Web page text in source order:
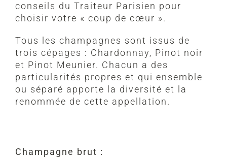
conseils du Traiteur Parisien pour
choisir votre « coup de cœur ».
Tous les champagnes sont issus de
trois cépages : Chardonnay, Pinot noir
et Pinot Meunier. Chacun a des
particularités propres et qui ensemble
ou séparé apporte la diversité et la
renommée de cette appellation.
Champagne brut :